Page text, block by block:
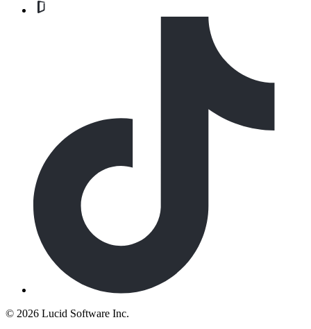
© 2026 Lucid Software Inc.